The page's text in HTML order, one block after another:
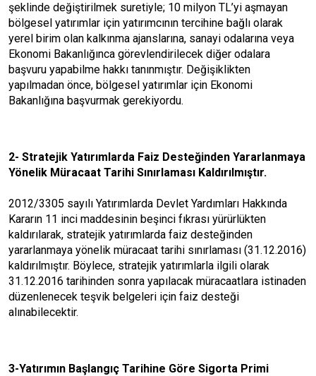
şeklinde değiştirilmek suretiyle; 10 milyon TL’yi aşmayan
bölgesel yatırımlar için yatırımcının tercihine bağlı olarak
yerel birim olan kalkınma ajanslarına, sanayi odalarına veya
Ekonomi Bakanlığınca görevlendirilecek diğer odalara
başvuru yapabilme hakkı tanınmıştır. Değişiklikten
yapılmadan önce, bölgesel yatırımlar için Ekonomi
Bakanlığına başvurmak gerekiyordu.
2- Stratejik Yatırımlarda Faiz Desteğinden Yararlanmaya
Yönelik Müracaat Tarihi Sınırlaması Kaldırılmıştır.
2012/3305 sayılı Yatırımlarda Devlet Yardımları Hakkında
Kararın 11 inci maddesinin beşinci fıkrası yürürlükten
kaldırılarak, stratejik yatırımlarda faiz desteğinden
yararlanmaya yönelik müracaat tarihi sınırlaması (31.12.2016)
kaldırılmıştır. Böylece, stratejik yatırımlarla ilgili olarak
31.12.2016 tarihinden sonra yapılacak müracaatlara istinaden
düzenlenecek teşvik belgeleri için faiz desteği
alınabilecektir.
3-Yatırımın Başlangıç Tarihine Göre Sigorta Primi